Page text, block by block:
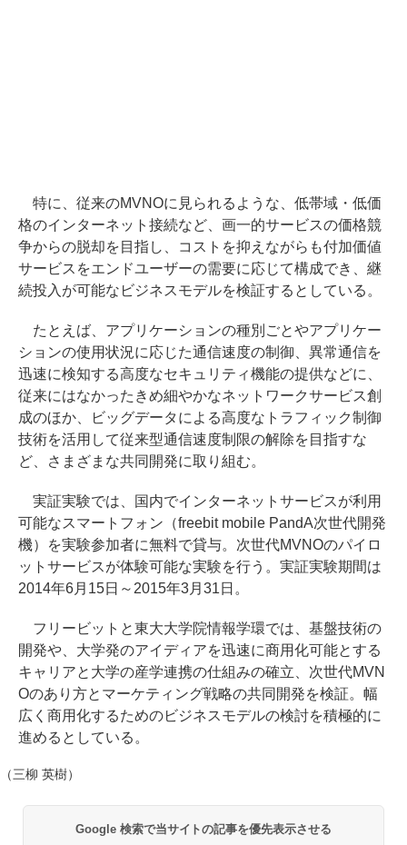
特に、従来のMVNOに見られるような、低帯域・低価
格のインターネット接続など、画一的サービスの価格競
争からの脱却を目指し、コストを抑えながらも付加価値
サービスをエンドユーザーの需要に応じて構成でき、継
続投入が可能なビジネスモデルを検証するとしている。
たとえば、アプリケーションの種別ごとやアプリケー
ションの使用状況に応じた通信速度の制御、異常通信を
迅速に検知する高度なセキュリティ機能の提供などに、
従来にはなかったきめ細やかなネットワークサービス創
成のほか、ビッグデータによる高度なトラフィック制御
技術を活用して従来型通信速度制限の解除を目指すな
ど、さまざまな共同開発に取り組む。
実証実験では、国内でインターネットサービスが利用
可能なスマートフォン（freebit mobile PandA次世代開発
機）を実験参加者に無料で貸与。次世代MVNOのパイロ
ットサービスが体験可能な実験を行う。実証実験期間は
2014年6月15日～2015年3月31日。
フリービットと東大大学院情報学環では、基盤技術の
開発や、大学発のアイディアを迅速に商用化可能とする
キャリアと大学の産学連携の仕組みの確立、次世代MVN
Oのあり方とマーケティング戦略の共同開発を検証。幅
広く商用化するためのビジネスモデルの検討を積極的に
進めるとしている。
（三柳 英樹）
Google 検索で当サイトの記事を優先表示させる